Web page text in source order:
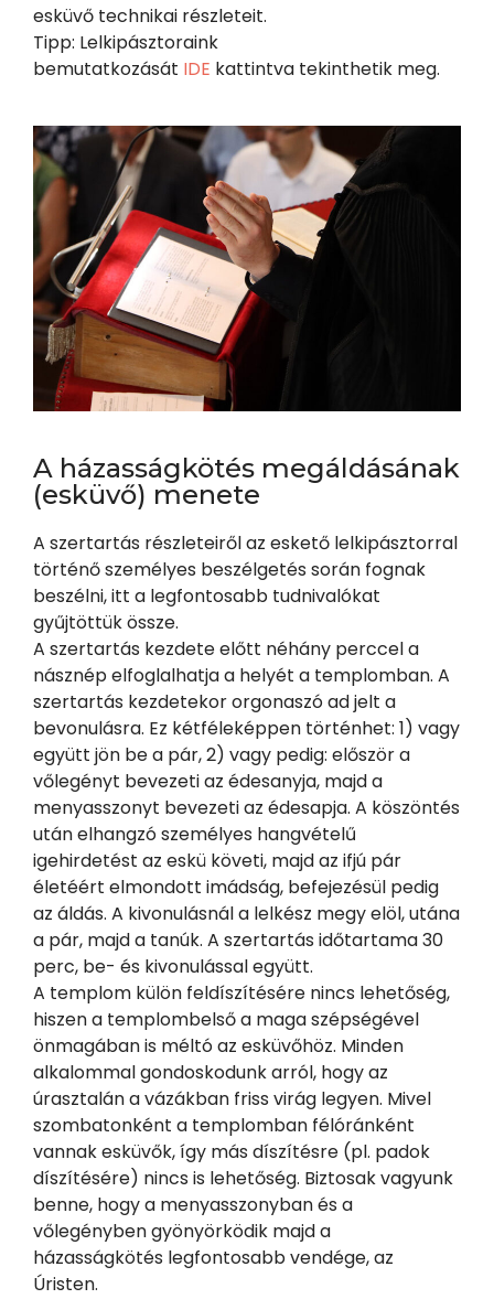
esküvő technikai részleteit.
Tipp: Lelkipásztoraink
bemutatkozását IDE kattintva tekinthetik meg.
A házasságkötés megáldásának
(esküvő) menete
A szertartás részleteiről az eskető lelkipásztorral
történő személyes beszélgetés során fognak
beszélni, itt a legfontosabb tudnivalókat
gyűjtöttük össze.
A szertartás kezdete előtt néhány perccel a
násznép elfoglalhatja a helyét a templomban. A
szertartás kezdetekor orgonaszó ad jelt a
bevonulásra. Ez kétféleképpen történhet: 1) vagy
együtt jön be a pár, 2) vagy pedig: először a
vőlegényt bevezeti az édesanyja, majd a
menyasszonyt bevezeti az édesapja. A köszöntés
után elhangzó személyes hangvételű
igehirdetést az eskü követi, majd az ifjú pár
életéért elmondott imádság, befejezésül pedig
az áldás. A kivonulásnál a lelkész megy elöl, utána
a pár, majd a tanúk. A szertartás időtartama 30
perc, be- és kivonulással együtt.
A templom külön feldíszítésére nincs lehetőség,
hiszen a templombelső a maga szépségével
önmagában is méltó az esküvőhöz. Minden
alkalommal gondoskodunk arról, hogy az
úrasztalán a vázákban friss virág legyen. Mivel
szombatonként a templomban félóránként
vannak esküvők, így más díszítésre (pl. padok
díszítésére) nincs is lehetőség. Biztosak vagyunk
benne, hogy a menyasszonyban és a
vőlegényben gyönyörködik majd a
házasságkötés legfontosabb vendége, az
Úristen.